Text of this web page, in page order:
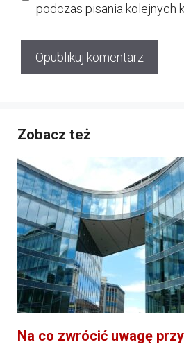
podczas pisania kolejnych
Zobacz też
Na co zwrócić uwagę